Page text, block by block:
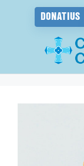
DONATIUS